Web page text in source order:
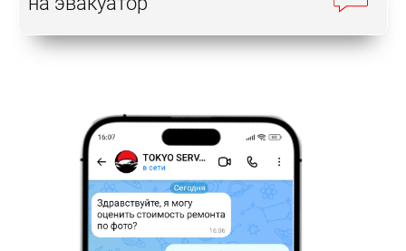
задеть их. Может произойти и обратная ситуация
– Вашу машину заденет неаккуратный или
Выполнение операций
Возможность проведения локального ремонта
кузова авто определяется мастером-
жестянщиком. Дело в том, что неопытный